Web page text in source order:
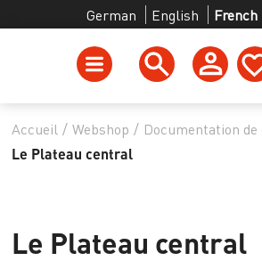
German English French
Accueil / Webshop / Documentation
Le Plateau central
Le Plateau central